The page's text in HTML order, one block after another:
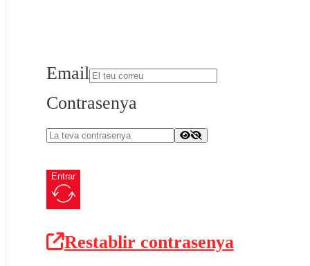
Email
Contrasenya
Entrar
Restablir contrasenya